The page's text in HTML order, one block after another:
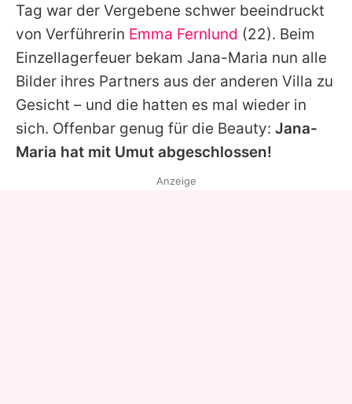
Utiq verwalten
Tag war der Vergebene schwer beeindruckt
von Verführerin Emma Fernlund (22). Beim
Einzellagerfeuer bekam Jana-Maria nun alle
Bilder ihres Partners aus der anderen Villa zu
Gesicht – und die hatten es mal wieder in
sich. Offenbar genug für die Beauty: Jana-
Maria hat mit Umut abgeschlossen!
Anzeige